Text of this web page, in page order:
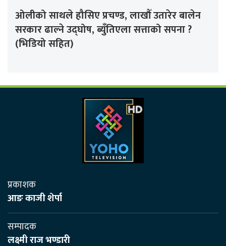
ओलीको साथले हौसिए प्रचण्ड, लाखौँ उतारेर बालेन
सरकार ढाल्ने उद्घोष, ब्युँतिएला सत्ताको सपना ?
(भिडियो सहित)
प्रकाशक
आङ काजी शेर्पा
सम्पादक
लक्ष्मी राज भण्डारी